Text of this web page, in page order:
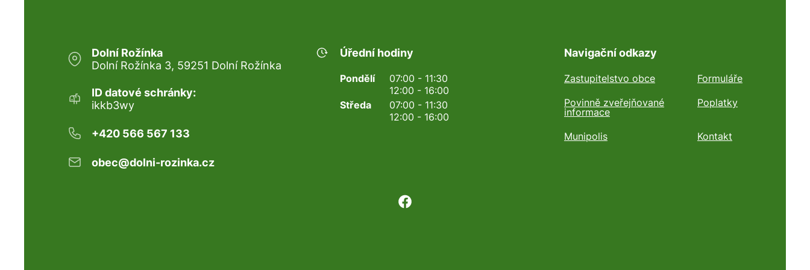
Dolní Rožínka
Dolní Rožínka 3, 59251 Dolní Rožínka
ID datové schránky:
ikkb3wy
+420 566 567 133
obec@dolni-rozinka.cz
Úřední hodiny
Pondělí
07:00 - 11:30
12:00 - 16:00
Středa
07:00 - 11:30
12:00 - 16:00
Navigační odkazy
Zastupitelstvo obce
Formuláře
Povinně zveřejňované
informace
Poplatky
Munipolis Kontakt